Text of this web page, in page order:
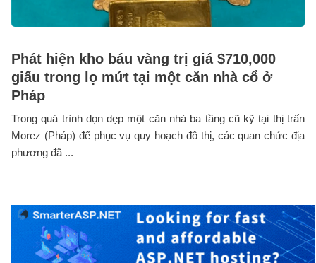
Phát hiện kho báu vàng trị giá $710,000
giấu trong lọ mứt tại một căn nhà cổ ở
Pháp
Trong quá trình dọn dẹp một căn nhà ba tầng cũ kỹ tại thị trấn
Morez (Pháp) để phục vụ quy hoạch đô thị, các quan chức địa
phương đã ...